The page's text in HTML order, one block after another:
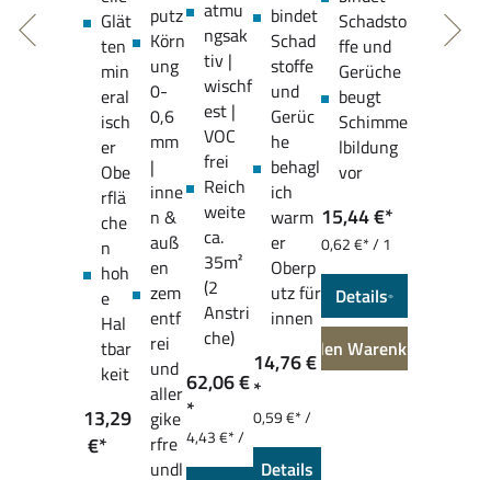
Glät
ten
min
eral
isch
er
Obe
rflä
che
n
hoh
e
Hal
tbar
keit
13,29
€*
putz
Körn
ung
0-
0,6
mm
|
inne
n &
auß
en
zem
entf
rei
und
aller
gike
rfre
undl
atmu
ngsak
tiv |
wischf
est |
VOC
frei
Reich
weite
ca.
35m²
(2
Anstri
che)
62,06 €
*
4,43 €* /
bindet
Schad
stoffe
und
Gerüc
he
behagl
ich
warm
er
Oberp
utz für
innen
14,76 €
*
0,59 €* /
Details
Schadsto
ffe und
Gerüche
beugt
Schimme
lbildung
vor
15,44 €*
0,62 €* / 1
Details
In den Warenkorb